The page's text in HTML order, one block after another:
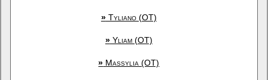
»Tyliano (OT)
»Yliam (OT)
» Massylia (OT)